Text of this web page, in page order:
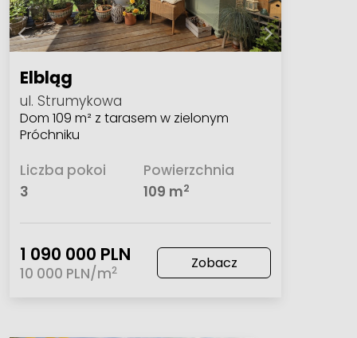
Elbląg
ul. Strumykowa
Dom 109 m² z tarasem w zielonym
Próchniku
Liczba pokoi
3
Powierzchnia
109 m2
1 090 000 PLN
10 000 PLN/m2 Zobacz